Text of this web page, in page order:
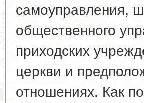
самоуправления,
общественного
приходских
церкви и
отношениях. Как